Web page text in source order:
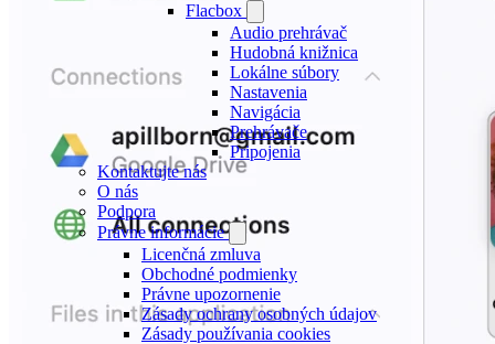
Flacbox
Audio prehrávač
Hudobná knižnica
Lokálne súbory
Nastavenia
Navigácia
Prehrávače
Pripojenia
Kontaktujte nás
O nás
Podpora
Právne informácie
Licenčná zmluva
Obchodné podmienky
Právne upozornenie
Zásady ochrany osobných údajov
Zásady používania cookies